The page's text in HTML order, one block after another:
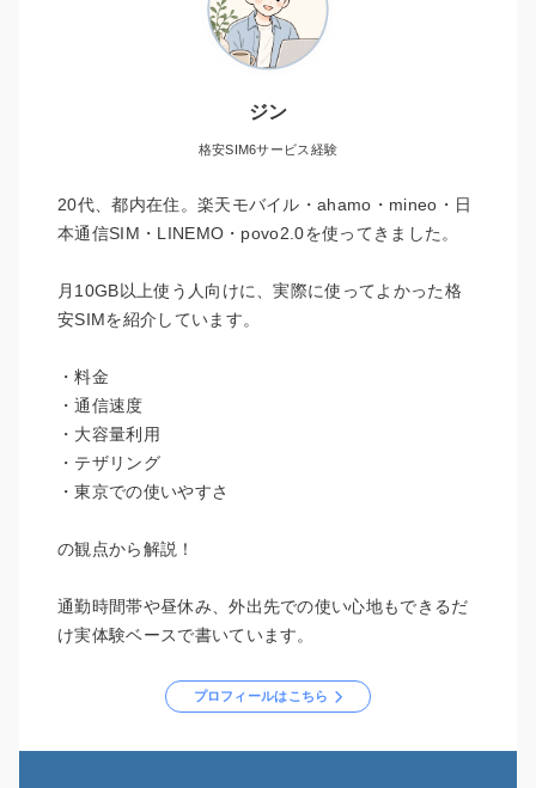
ジン
格安SIM6サービス経験
20代、都内在住。楽天モバイル・ahamo・mineo・日
本通信SIM・LINEMO・povo2.0を使ってきました。
月10GB以上使う人向けに、実際に使ってよかった格
安SIMを紹介しています。
・料金
・通信速度
・大容量利用
・テザリング
・東京での使いやすさ
の観点から解説！
通勤時間帯や昼休み、外出先での使い心地もできるだ
け実体験ベースで書いています。
プロフィールはこちら